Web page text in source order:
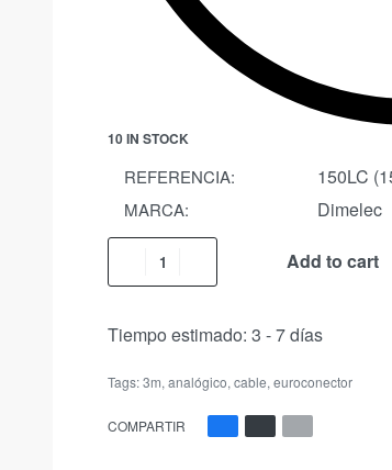
10 IN STOCK
REFERENCIA: 150LC
MARCA: Dimelec
Add to cart
Tiempo estimado: 3 - 7 días
Tags:3m, analógico, cable, euroconector
COMPARTIR